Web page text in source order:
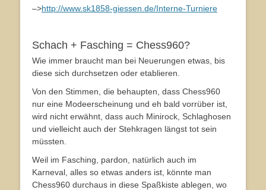
–>http://www.sk1858-giessen.de/Interne-Turniere
Schach + Fasching = Chess960?
Wie immer braucht man bei Neuerungen etwas, bis
diese sich durchsetzen oder etablieren.
Von den Stimmen, die behaupten, dass Chess960
nur eine Modeerscheinung und eh bald vorrüber ist,
wird nicht erwähnt, dass auch Minirock, Schlaghosen
und vielleicht auch der Stehkragen längst tot sein
müssten.
Weil im Fasching, pardon, natürlich auch im
Karneval, alles so etwas anders ist, könnte man
Chess960 durchaus in diese Spaßkiste ablegen, wo